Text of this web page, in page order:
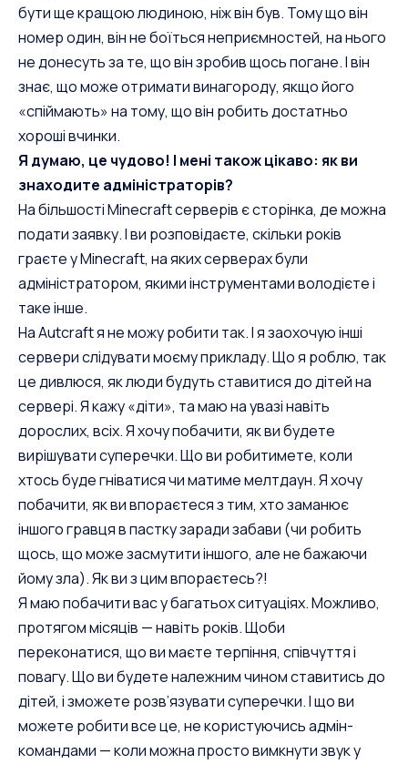
бути ще кращою людиною, ніж він був. Тому що він
номер один, він не боїться неприємностей, на нього
не донесуть за те, що він зробив щось погане. І він
знає, що може отримати винагороду, якщо його
«спіймають» на тому, що він робить достатньо
хороші вчинки.
Я думаю, це чудово! І мені також цікаво: як ви
знаходите адміністраторів?
На більшості Minecraft серверів є сторінка, де можна
подати заявку. І ви розповідаєте, скільки років
граєте у Minecraft, на яких серверах були
адміністратором, якими інструментами володієте і
таке інше.
На Autcraft я не можу робити так. І я заохочую інші
сервери слідувати моєму прикладу. Що я роблю, так
це дивлюся, як люди будуть ставитися до дітей на
сервері. Я кажу «діти», та маю на увазі навіть
дорослих, всіх. Я хочу побачити, як ви будете
вирішувати суперечки. Що ви робитимете, коли
хтось буде гніватися чи матиме мелтдаун. Я хочу
побачити, як ви впораєтеся з тим, хто заманює
іншого гравця в пастку заради забави (чи робить
щось, що може засмутити іншого, але не бажаючи
йому зла). Як ви з цим впораєтесь?!
Я маю побачити вас у багатьох ситуаціях. Можливо,
протягом місяців — навіть років. Щоби
переконатися, що ви маєте терпіння, співчуття і
повагу. Що ви будете належним чином ставитись до
дітей, і зможете розв’язувати суперечки. І що ви
можете робити все це, не користуючись адмін-
командами — коли можна просто вимкнути звук у